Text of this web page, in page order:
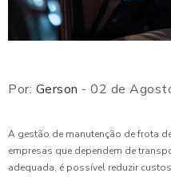
Por: Gerson - 02 de
A gestão de manutenção de frota
empresas que dependem de
adequada, é possível reduzir